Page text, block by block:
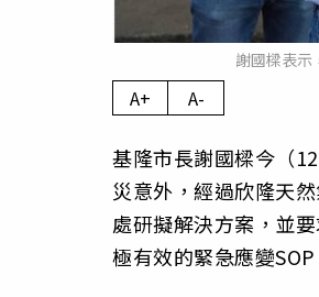
謝國樑表示
A+ A-
基隆市長謝國樑今（
災意外，經過欣隆天
處研擬解決方案，並
極有效的緊急應變